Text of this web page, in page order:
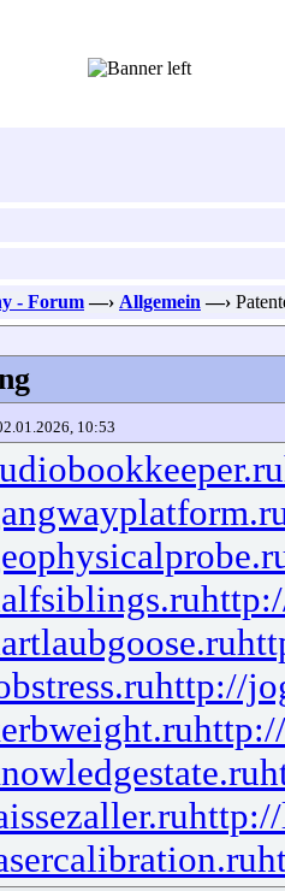
- Forum —› Allgemein —›
10:53
http://